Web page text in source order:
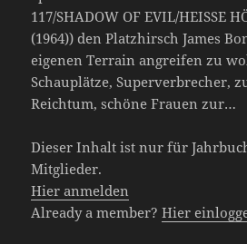
117/SHADOW OF EVIL/HEISSE
(1964)) den Platzhirsch James
eigenen Terrain angreifen zu
Schauplätze, Superverbrecher,
Reichtum, schöne Frauen zur…
Dieser Inhalt ist nur für
Mitglieder.
Hier anmelden
Already a member?Hier